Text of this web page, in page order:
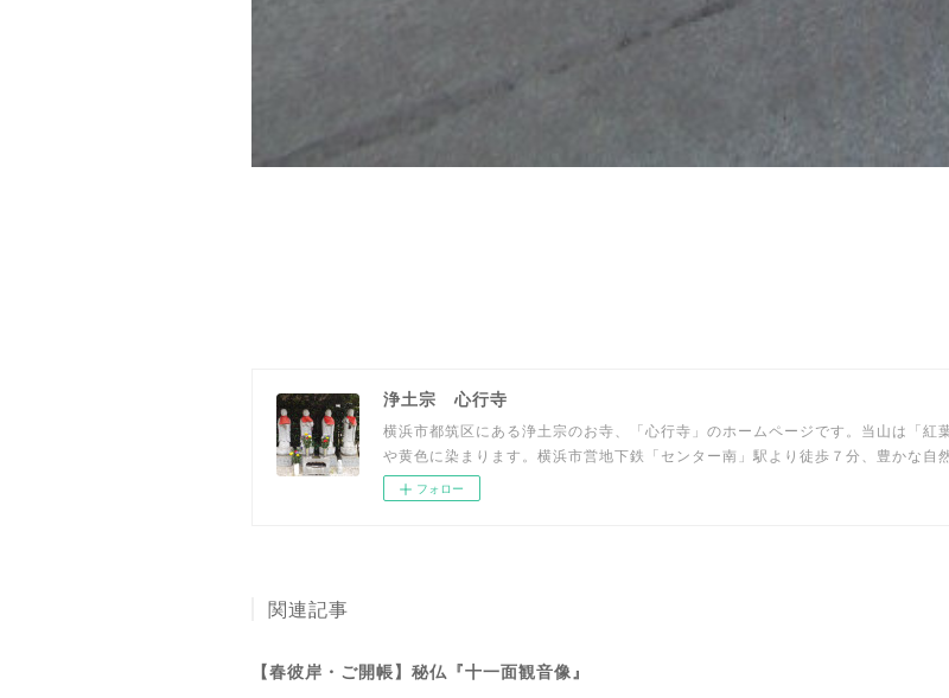
浄土宗 心行寺
横浜市都筑区にある浄土宗のお寺、「心行寺」のホームページです。当山は「
や黄色に染まります。横浜市営地下鉄「センター南」駅より徒歩７分、豊かな自
フォロー
関連記事
【春彼岸・ご開帳】秘仏『十一面観音像』